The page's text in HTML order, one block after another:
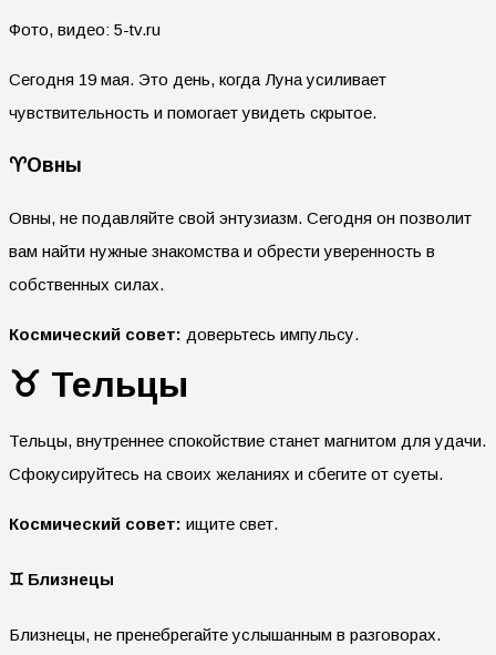
Фото, видео: 5-tv.ru
Сегодня 19 мая. Это день, когда Луна усиливает
чувствительность и помогает увидеть скрытое.
♈️Овны
Овны, не подавляйте свой энтузиазм. Сегодня он позволит
вам найти нужные знакомства и обрести уверенность в
собственных силах.
Космический совет: доверьтесь импульсу.
♉ Тельцы
Тельцы, внутреннее спокойствие станет магнитом для удачи.
Сфокусируйтесь на своих желаниях и сбегите от суеты.
Космический совет: ищите свет.
♊ Близнецы
Близнецы, не пренебрегайте услышанным в разговорах.